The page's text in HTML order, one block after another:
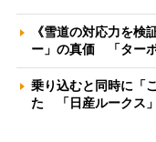
《雪道の対応力を検
ー」の真価 「ター
乗り込むと同時に「
た 「日産ルークス